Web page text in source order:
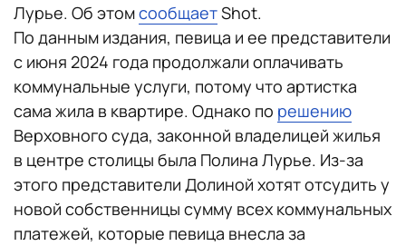
Лурье. Об этомсообщаетShot.
По данным издания, певица и ее представители
с июня 2024 года продолжали оплачивать
коммунальные услуги, потому что артистка
сама жила в квартире. Однако по решению
Верховного суда, законной владелицей жилья
в центре столицы была Полина Лурье. Из-за
этого представители Долиной хотят отсудить у
новой собственницы сумму всех коммунальных
платежей, которые певица внесла за